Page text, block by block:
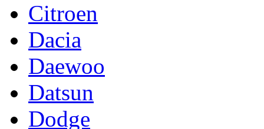
Citroen
Dacia
Daewoo
Datsun
Dodge